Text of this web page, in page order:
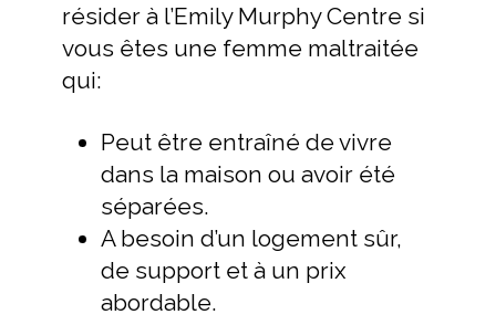
résider à l’Emily Murphy Centre si
vous êtes une femme maltraitée
qui:
Peut être entraîné de vivre
dans la maison ou avoir été
séparées.
A besoin d’un logement sûr,
de support et à un prix
abordable.